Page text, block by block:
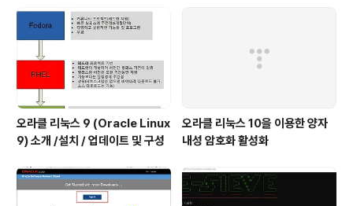
용하여 생성된 VM이 정상적으로 제거되지 않는 문제를 해
결했습니다. 원격 디스플레이 보안 방법을 변경하는 옵션
이 추가되었습니다. macOS/Arm 사용자 인터페이스에
서 BETA..
오라클 리눅스 9 (Oracle Linux
9) 소개 /설치 / 업데이트 및 구성
오라클 리눅스 10을 이용한 양자
내성 암호화 활성화